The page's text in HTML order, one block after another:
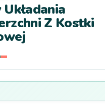
Układania
Z Kostki